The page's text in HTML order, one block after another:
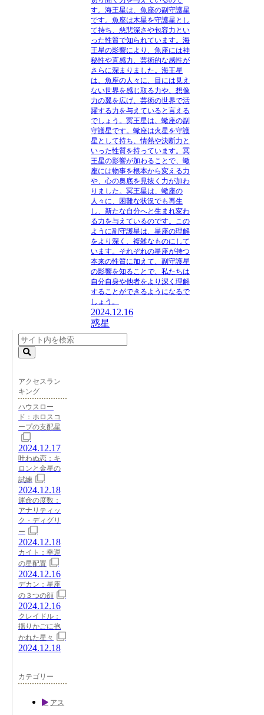
す。海王星は、魚座の副守護星
です。魚座は木星を守護星とし
て持ち、慈悲深さや包容力とい
った性質で知られています。海
王星の影響により、魚座には神
秘性や直感力、芸術的な感性が
さらに深まりました。海王星
は、魚座の人々に、目には見え
ない世界を感じ取る力や、想像
力の翼を広げ、芸術の世界で活
躍する力を与えていると言える
でしょう。冥王星は、蠍座の副
守護星です。蠍座は火星を守護
星として持ち、情熱や決断力と
いった性質を持っています。冥
王星の影響が加わることで、蠍
座には物事を根本から変える力
や、心の奥底を見抜く力が加わ
りました。冥王星は、蠍座の
人々に、困難な状況でも再生
し、新たな自分へと生まれ変わ
る力を与えているのです。この
ように副守護星は、星座の理解
をより深く、複雑なものにして
います。それぞれの星座が持つ
本来の性質に加えて、副守護星
の影響を知ることで、私たちは
自分自身や他者をより深く理解
することができるようになるで
しょう。
2024.12.16
惑星
アクセスラン
キング
ハウスロー
ド：ホロスコ
ープの支配星
2024.12.17
叶わぬ恋：キ
ロンと金星の
試練
2024.12.18
運命の度数：
アナリティッ
ク・ディグリ
ー
2024.12.18
カイト：幸運
の星配置
2024.12.16
デカン：星座
の３つの顔
2024.12.16
クレイドル：
揺りかごに抱
かれた星々
2024.12.18
カテゴリー
アス